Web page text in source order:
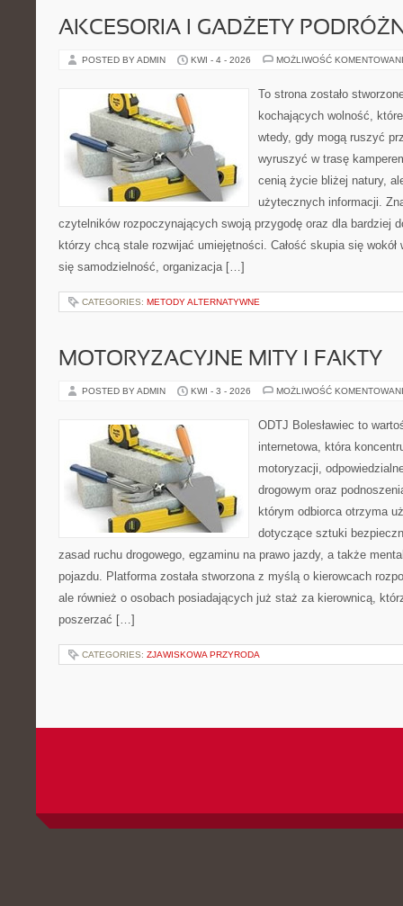
AKCESORIA I GADŻETY
POSTED BY ADMIN KWI - 4 - 2026 MOŻLIWOŚĆ
To strona zostało
kochających wolność,
wtedy, gdy mogą ruszyć
wyruszyć w trasę
cenią życie bliżej natury,
użytecznych informacji.
czytelników rozpoczynających swoją przygodę oraz dla bardziej
którzy chcą stale rozwijać umiejętności. Całość skupia się
się samodzielność, organizacja […]
CATEGORIES: METODY ALTERNATYWNE
MOTORYZACYJNE MITY I FAKTY
POSTED BY ADMIN KWI - 3 - 2026 MOŻLIWOŚĆ
ODTJ Bolesławiec to
internetowa, która
motoryzacji,
drogowym oraz
którym odbiorca otrzyma
dotyczące sztuki
zasad ruchu drogowego, egzaminu na prawo jazdy, a także
pojazdu. Platforma została stworzona z myślą o kierowcach
ale również o osobach posiadających już staż za kierownicą,
poszerzać […]
CATEGORIES: ZJAWISKOWA PRZYRODA